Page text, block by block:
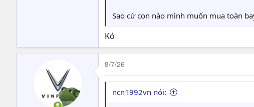
Sao cứ con nào mình muốn mua toàn
Kó
8/7/26
ncn1992vn nói: